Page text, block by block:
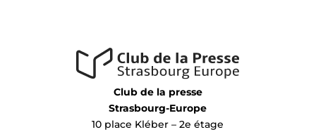
Club de la presse
Strasbourg-Europe
10 place Kléber – 2e étage